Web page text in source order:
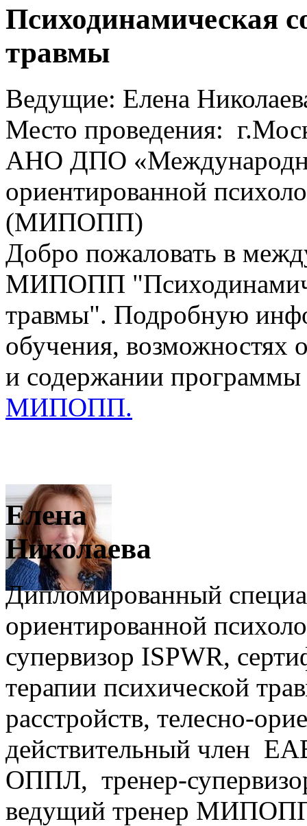
Психодинамическая
травмы
Ведущие: Елена
Место проведения:
АНО ДПО
ориентированной
(МИПОПП)
Добро пожаловать в
МИПОПП
травмы". Подробную
обучения, возможностях
и содержании
МИПОПП.
Елена
Николаева
Дипломированный
ориентированной
супервизор ISPWR,
терапии психической
расстройств, телесно-
действительный член
ОППЛ, тренер-
ведущий тренер